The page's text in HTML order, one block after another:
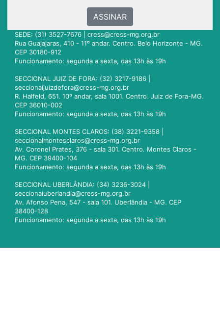
ASSINAR
SEDE: (31) 3527-7676 | cress@cress-mg.org.br
Rua Guajajaras, 410 - 11º andar. Centro. Belo Horizonte - MG.
CEP 30180-912
Funcionamento: segunda a sexta, das 13h às 19h
SECCIONAL JUIZ DE FORA: (32) 3217-9186 |
seccionaljuizdefora@cress-mg.org.br
R. Halfeld, 651. 10º andar, sala 1001. Centro. Juiz de Fora-MG.
CEP 36010-002
Funcionamento: segunda a sexta, das 13h às 19h
SECCIONAL MONTES CLAROS: (38) 3221-9358 |
seccionalmontesclaros@cress-mg.org.br
Av. Coronel Prates, 376 - sala 301. Centro. Montes Claros -
MG. CEP 39400-104
Funcionamento: segunda a sexta, das 13h às 19h
SECCIONAL UBERLÂNDIA: (34) 3236-3024 |
seccionaluberlandia@cress-mg.org.br
Av. Afonso Pena, 547 - sala 101. Uberlândia - MG. CEP
38400-128
Funcionamento: segunda a sexta, das 13h às 19h